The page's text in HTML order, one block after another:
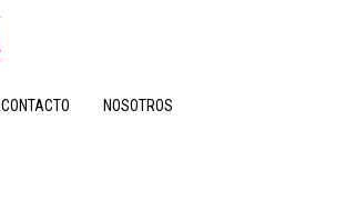
CONTACTO NOSOTROS